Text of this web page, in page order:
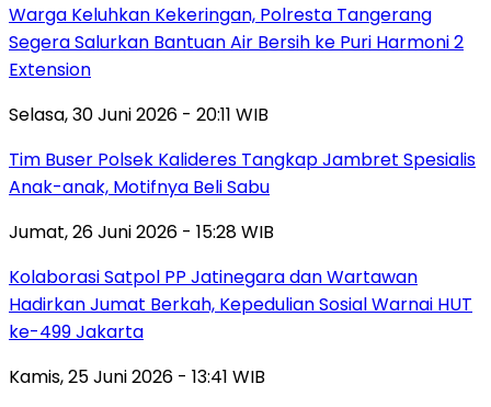
Warga Keluhkan Kekeringan, Polresta Tangerang
Segera Salurkan Bantuan Air Bersih ke Puri Harmoni 2
Extension
Selasa, 30 Juni 2026 - 20:11 WIB
Tim Buser Polsek Kalideres Tangkap Jambret Spesialis
Anak-anak, Motifnya Beli Sabu
Jumat, 26 Juni 2026 - 15:28 WIB
Kolaborasi Satpol PP Jatinegara dan Wartawan
Hadirkan Jumat Berkah, Kepedulian Sosial Warnai HUT
ke-499 Jakarta
Kamis, 25 Juni 2026 - 13:41 WIB